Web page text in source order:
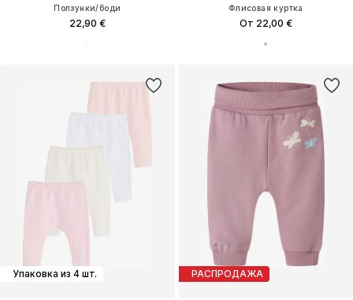
Ползунки/боди
22,90 €
Флисовая куртка
От 22,00 €
Упаковка из 4 шт. РАСПРОДАЖА